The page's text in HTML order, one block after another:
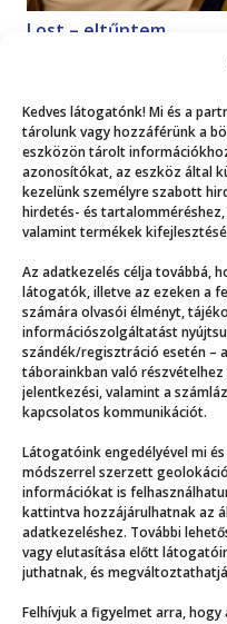
Kedves látogatónk! Mi és a
tárolunk vagy hozzáférünk a
eszközön tárolt
azonosítókat, az eszköz által
kezelünk személyre szabott
hirdetés- és
valamint termékek
Az adatkezelés célja továbbá,
látogatók, illetve az ezeken a
számára olvasói élményt,
információszolgáltatást
szándék/regisztráció esetén –
táborainkban való
jelentkezési, valamint a
kapcsolatos kommunikációt.
Látogatóink engedélyével mi
módszerrel szerzett
információkat is
kattintva hozzájárulhatnak az
adatkezeléshez. További
vagy elutasítása előtt
juthatnak, és
Felhívjuk a figyelmet arra,
Lost – eltűntem
Még több